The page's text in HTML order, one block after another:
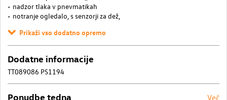
nadzor tlaka v pnevmatikah
notranje ogledalo, s senzorji za dež,
Prikaži vso dodatno opremo
Dodatne informacije
TT089086 PS1194
Ponudbe tedna Več